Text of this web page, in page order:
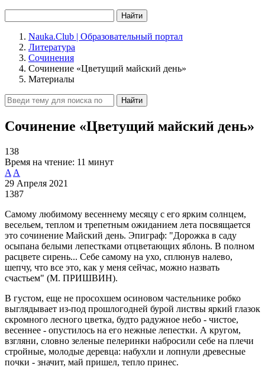
Найти
Nauka.Club | Образовательный портал
Литература
Сочинения
Сочинение «Цветущий майский день»
Материалы
Найти
Сочинение «Цветущий майский день»
138
Время на чтение: 11 минут
A A
29 Апреля 2021
1387
Самому любимому весеннему месяцу с его ярким солнцем,
весельем, теплом и трепетным ожиданием лета посвящается
это сочинение Майский день. Эпиграф: "Дорожка в саду
осыпана белыми лепестками отцветающих яблонь. В полном
расцвете сирень... Себе самому на ухо, сплюнув налево,
шепчу, что все это, как у меня сейчас, можно назвать
счастьем" (М. ПРИШВИН).
В густом, еще не просохшем осиновом частельнике робко
выглядывает из-под прошлогодней бурой листвы яркий глазок
скромного лесного цветка, будто радужное небо - чистое,
весеннее - опустилось на его нежные лепестки. А кругом,
взгляни, словно зеленые пелеринки набросили себе на плечи
стройные, молодые деревца: набухли и лопнули древесные
почки - значит, май пришел, тепло принес.